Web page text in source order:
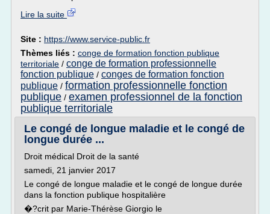
Lire la suite
Site : https://www.service-public.fr
Thèmes liés : conge de formation fonction publique
territoriale / conge de formation professionnelle
fonction publique / conges de formation fonction
publique / formation professionnelle fonction
publique / examen professionnel de la fonction
publique territoriale
Le congé de longue maladie et le congé de
longue durée ...
Droit médical Droit de la santé
samedi, 21 janvier 2017
Le congé de longue maladie et le congé de longue durée
dans la fonction publique hospitalière
�?crit par Marie-Thérèse Giorgio le